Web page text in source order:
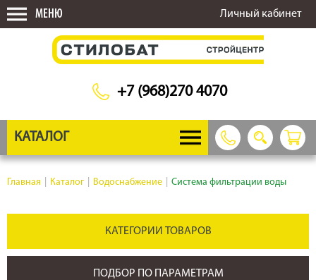
МЕНЮ Личный кабинет
+7 (968)270 4070
КАТАЛОГ
Главная Каталог Водоснабжение Система фильтрации воды
КАТЕГОРИИ ТОВАРОВ
ПОДБОР ПО ПАРАМЕТРАМ